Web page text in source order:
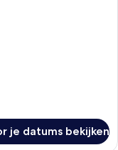
je datums bekijken